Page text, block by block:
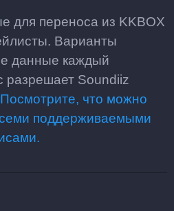
для переноса из KKBOX
Варианты
данные каждый
разрешает Soundiiz
Посмотрите, что можно
поддерживаемыми